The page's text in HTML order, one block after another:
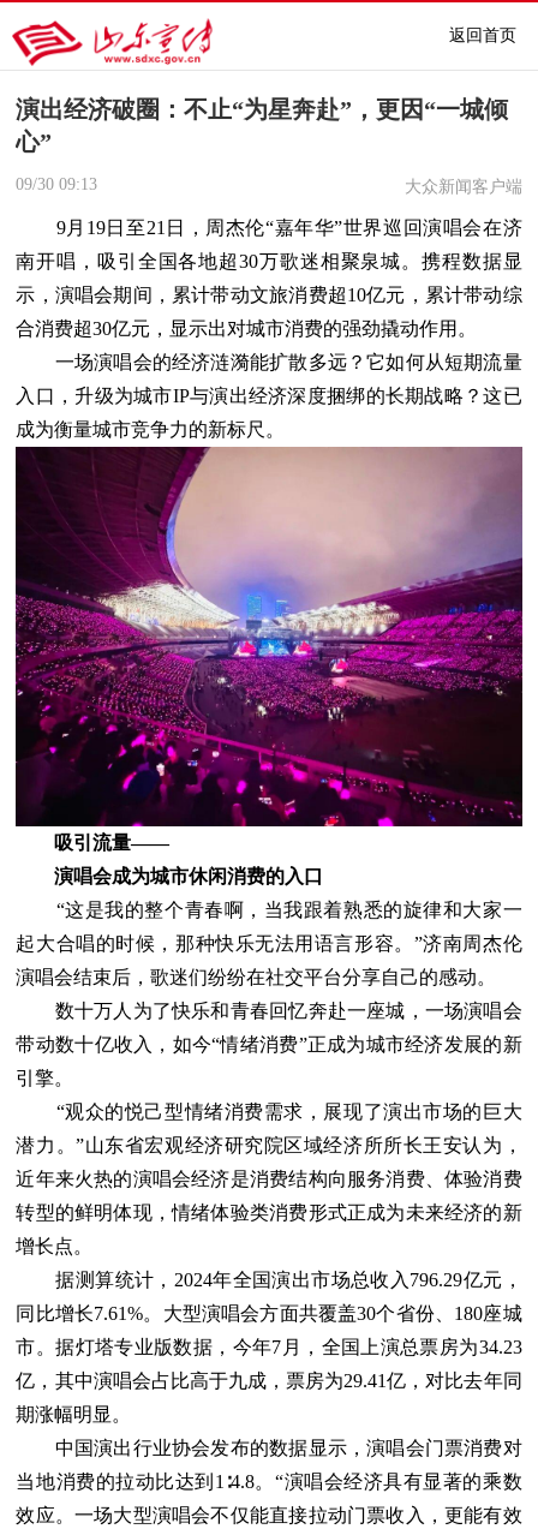
返回首页
演出经济破圈：不止“为星奔赴”，更因“一城倾
心”
09/30 09:13 大众新闻客户端
9月19日至21日，周杰伦“嘉年华”世界巡回演唱会在济
南开唱，吸引全国各地超30万歌迷相聚泉城。携程数据显
示，演唱会期间，累计带动文旅消费超10亿元，累计带动综
合消费超30亿元，显示出对城市消费的强劲撬动作用。
一场演唱会的经济涟漪能扩散多远？它如何从短期流量
入口，升级为城市IP与演出经济深度捆绑的长期战略？这已
成为衡量城市竞争力的新标尺。
吸引流量——
演唱会成为城市休闲消费的入口
“这是我的整个青春啊，当我跟着熟悉的旋律和大家一
起大合唱的时候，那种快乐无法用语言形容。”济南周杰伦
演唱会结束后，歌迷们纷纷在社交平台分享自己的感动。
数十万人为了快乐和青春回忆奔赴一座城，一场演唱会
带动数十亿收入，如今“情绪消费”正成为城市经济发展的新
引擎。
“观众的悦己型情绪消费需求，展现了演出市场的巨大
潜力。”山东省宏观经济研究院区域经济所所长王安认为，
近年来火热的演唱会经济是消费结构向服务消费、体验消费
转型的鲜明体现，情绪体验类消费形式正成为未来经济的新
增长点。
据测算统计，2024年全国演出市场总收入796.29亿元，
同比增长7.61%。大型演唱会方面共覆盖30个省份、180座城
市。据灯塔专业版数据，今年7月，全国上演总票房为34.23
亿，其中演唱会占比高于九成，票房为29.41亿，对比去年同
期涨幅明显。
中国演出行业协会发布的数据显示，演唱会门票消费对
当地消费的拉动比达到1∶4.8。“演唱会经济具有显著的乘数
效应。一场大型演唱会不仅能直接拉动门票收入，更能有效